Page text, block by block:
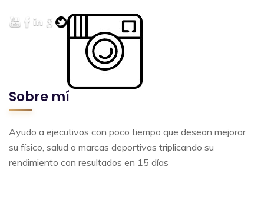
Sobre mí
Ayudo a ejecutivos con poco tiempo que desean mejorar
su físico, salud o marcas deportivas triplicando su
rendimiento con resultados en 15 días